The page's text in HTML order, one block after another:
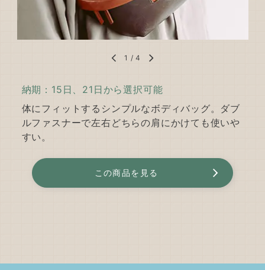
1 / 4
納期：15日、21日から選択可能
体にフィットするシンプルなボディバッグ。ダブ
ルファスナーで左右どちらの肩にかけても使いや
すい。
この商品を見る